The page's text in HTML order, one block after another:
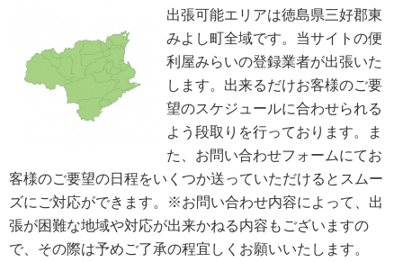
人情報保護が効果的に実施されるよう、個人情報保護方針および社内規程類
個人情報の取扱いに関する問い合わせおよび相談窓口
当方所定の窓口にて、合理的な範囲で対応いたします。
[お問い合わせ先]
便利屋みらい
お問い合わせ方法：
メールフォーム
お問い合わせ電話番号：お客様（ご注文後）から問い合わせ等があった場合
※業務の性質上、サイトに掲載はしておりません。
※以上の方針を改定することがあります。その場合、すべての改定は当ウェ
ブページにて通知致します。
ご利用規約
①ご訪問予約後のご訪問前のキャンセルは、キャンセル料5,500円(税込)を
出張可能エリアは徳島県三好郡東
みよし町全域です。当サイトの便
利屋みらいの登録業者が出張いた
します。出来るだけお客様のご要
望のスケジュールに合わせられる
よう段取りを行っております。ま
た、お問い合わせフォームにてお
客様のご要望の日程をいくつか送っていただけるとスムー
ズにご対応ができます。※お問い合わせ内容によって、出
張が困難な地域や対応が出来かねる内容もございますの
で、その際は予めご了承の程宜しくお願いいたします。